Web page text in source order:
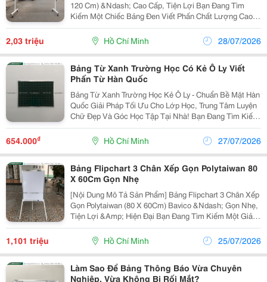
120 Cm) &Ndash; Cao Cấp, Tiện Lợi Bạn Đang Tìm
Kiếm Một Chiếc Bảng Đen Viết Phấn Chất Lượng Cao,
Di Chuyển Linh Hoạt Cho Gia Đình, Lớp Học, Văn Phòng
Hay Quán Cafe? Bảng Đen Di Động Polytaiwan...
2,03 triệu Hồ Chí Minh 28/07/2026
Bảng Từ Xanh Trường Học Có Kẻ Ô Ly Viết
Phấn Từ Hàn Quốc
Bảng Từ Xanh Trường Học Kẻ Ô Ly - Chuẩn Bề Mặt Hàn
Quốc Giải Pháp Tối Ưu Cho Lớp Học, Trung Tâm Luyện
Chữ Đẹp Và Góc Học Tập Tại Nhà! Bạn Đang Tìm Kiếm
Một Chiếc Bảng Từ Xanh Chất Lượng Cao, Viết Êm,
Không Lóa Mắt Và Hỗ Trợ Rèn Chữ Đẹp Hiệu...
654.000₫ Hồ Chí Minh 27/07/2026
Bảng Flipchart 3 Chân Xếp Gọn Polytaiwan 80
X 60Cm Gọn Nhẹ
[Nội Dung Mô Tả Sản Phẩm] Bảng Flipchart 3 Chân Xếp
Gọn Polytaiwan (80 X 60Cm) Bavico &Ndash; Gọn Nhẹ,
Tiện Lợi &Amp; Hiện Đại Bạn Đang Tìm Kiếm Một Giải
Pháp Bảng Viết Linh Hoạt Cho Các Buổi Họp Nhóm,
Giảng Dạy, Đào Tạo Hoặc Làm Việc Tại Nhà?...
1,101 triệu Hồ Chí Minh 25/07/2026
Làm Sao Để Bảng Thông Báo Vừa Chuyên
Nghiệp, Vừa Không Bị Rối Mắt?